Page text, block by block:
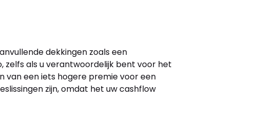
dekkingen zoals een
zelfs als u verantwoordelijk bent voor het
van een iets hogere premie voor een
zijn, omdat het uw cashflow